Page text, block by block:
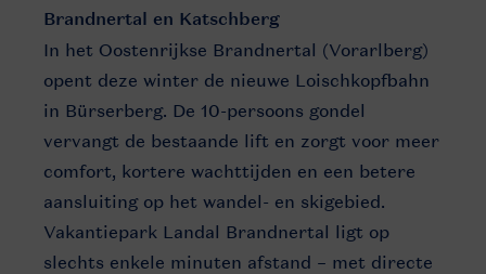
Brandnertal en Katschberg
In het Oostenrijkse Brandnertal (Vorarlberg)
opent deze winter de nieuwe Loischkopfbahn
in Bürserberg. De 10-persoons gondel
vervangt de bestaande lift en zorgt voor meer
comfort, kortere wachttijden en een betere
aansluiting op het wandel- en skigebied.
Vakantiepark Landal Brandnertal ligt op
slechts enkele minuten afstand – met directe